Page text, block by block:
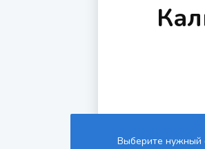
Выберите нужный